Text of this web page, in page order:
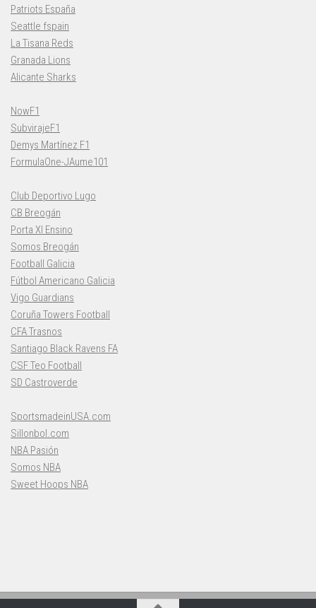
Patriots España
Seattle fspain
La Tisana Reds
Granada Lions
Alicante Sharks
NowF1
SubvirajeF1
Demys Martínez F1
FormulaOne-JAume101
Club Deportivo Lugo
CB Breogán
Porta XI Ensino
Somos Breogán
Football Galicia
Fútbol Americano Galicia
Vigo Guardians
Coruña Towers Football
CFA Trasnos
Santiago Black Ravens FA
CSF Teo Football
SD Castroverde
SportsmadeinUSA.com
Sillonbol.com
NBA Pasión
Somos NBA
Sweet Hoops NBA